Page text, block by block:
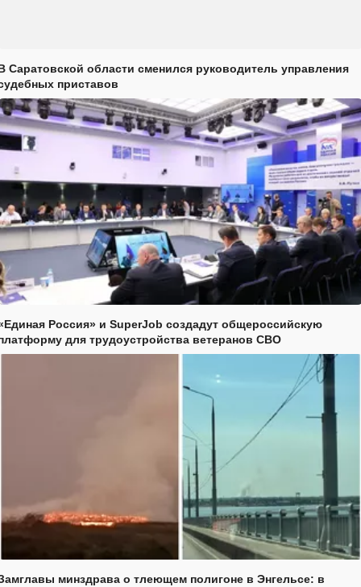
Саратовской области сменился руководитель управления
приставов
Россия» и SuperJob создадут общероссийскую
для трудоустройства ветеранов СВО
минздрава о тлеющем полигоне в Энгельсе: в